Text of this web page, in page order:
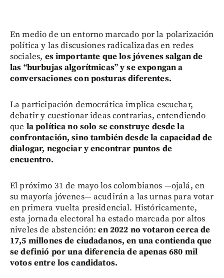
En medio de un entorno marcado por la polarización
política y las discusiones radicalizadas en redes
sociales, es importante que los jóvenes salgan de
las “burbujas algorítmicas” y se expongan a
conversaciones con posturas diferentes.
La participación democrática implica escuchar,
debatir y cuestionar ideas contrarias, entendiendo
que la política no solo se construye desde la
confrontación, sino también desde la capacidad de
dialogar, negociar y encontrar puntos de
encuentro.
El próximo 31 de mayo los colombianos —ojalá, en
su mayoría jóvenes— acudirán a las urnas para votar
en primera vuelta presidencial. Históricamente,
esta jornada electoral ha estado marcada por altos
niveles de abstención:en 2022 no votaron cerca de
17,5 millones de ciudadanos, en una contienda que
se definió por una diferencia de apenas 680 mil
votos entre los candidatos.